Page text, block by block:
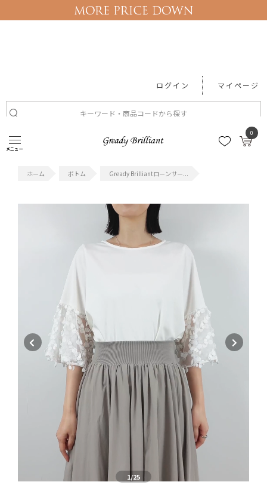
メニュー
0
ログイン マイページ
#セール #レース #Tシャツ #機能性アイテム
ボトム Gready Brilliantローンサー...
1/25